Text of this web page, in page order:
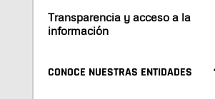
Transparencia y acceso a la
información
CONOCE NUESTRAS ENTIDADES